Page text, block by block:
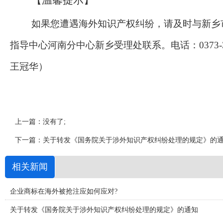
如果您遭遇海外知识产权纠纷，请及时与新
指导中心河南分中心新乡受理处联系。电话：
王冠华）
上一篇：没有了;
下一篇： 关于转发《国务院关于涉外知识产权纠纷处理的规定》的
相关新闻
企业商标在海外被抢注应如何应对?
关于转发《国务院关于涉外知识产权纠纷处理的规定》的通知